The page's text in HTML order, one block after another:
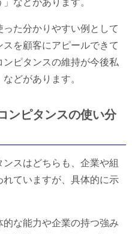
などがあります。
た分かりやすい例として
を顧客にアピールできて
ピタンスの維持が今後私
どがあります。
ンピタンスの使い分
スはどちらも、企業や組
ていますが、具体的に示
な能力や企業の持つ強み